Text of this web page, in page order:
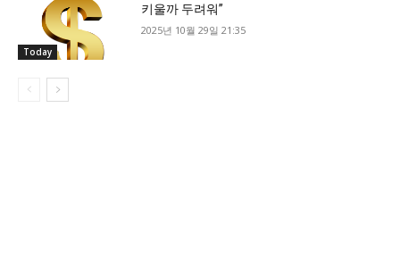
Today
키울까 두려워”
2025년 10월 29일 21:35